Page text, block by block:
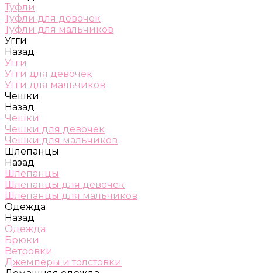
Туфли
Туфли для девочек
Туфли для мальчиков
Угги
Назад
Угги
Угги для девочек
Угги для мальчиков
Чешки
Назад
Чешки
Чешки для девочек
Чешки для мальчиков
Шлепанцы
Назад
Шлепанцы
Шлепанцы для девочек
Шлепанцы для мальчиков
Одежда
Назад
Одежда
Брюки
Ветровки
Джемперы и толстовки